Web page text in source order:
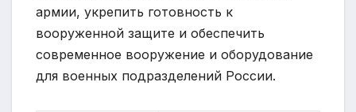
армии, укрепить готовность к
вооруженной защите и обеспечить
современное вооружение и оборудование
для военных подразделений России.